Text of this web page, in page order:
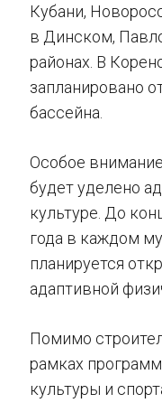
Кубани,
в Динском,
районах. В
запланировано
бассейна.
Особое
будет уделено
культуре. До
года в каждом
планируется
адаптивной
Помимо
рамках
культуры и